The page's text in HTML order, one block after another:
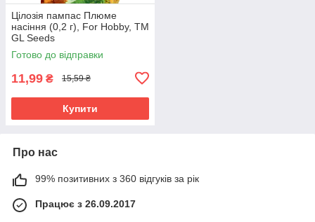
Цілозія пампас Плюме
насіння (0,2 г), For Hobby, TM
GL Seeds
Готово до відправки
11,99 ₴ 15,59 ₴
Купити
Про нас
99% позитивних з 360 відгуків за рік
Працює з 26.09.2017